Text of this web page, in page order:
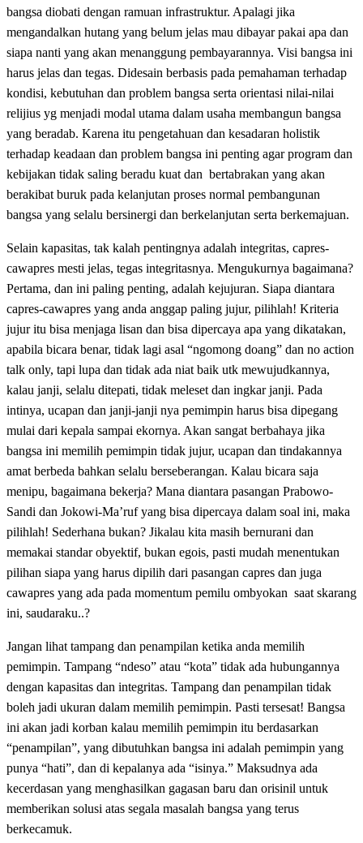
bangsa diobati dengan ramuan infrastruktur. Apalagi jika
mengandalkan hutang yang belum jelas mau dibayar pakai apa dan
siapa nanti yang akan menanggung pembayarannya. Visi bangsa ini
harus jelas dan tegas. Didesain berbasis pada pemahaman terhadap
kondisi, kebutuhan dan problem bangsa serta orientasi nilai-nilai
relijius yg menjadi modal utama dalam usaha membangun bangsa
yang beradab. Karena itu pengetahuan dan kesadaran holistik
terhadap keadaan dan problem bangsa ini penting agar program dan
kebijakan tidak saling beradu kuat dan bertabrakan yang akan
berakibat buruk pada kelanjutan proses normal pembangunan
bangsa yang selalu bersinergi dan berkelanjutan serta berkemajuan.
Selain kapasitas, tak kalah pentingnya adalah integritas, capres-
cawapres mesti jelas, tegas integritasnya. Mengukurnya bagaimana?
Pertama, dan ini paling penting, adalah kejujuran. Siapa diantara
capres-cawapres yang anda anggap paling jujur, pilihlah! Kriteria
jujur itu bisa menjaga lisan dan bisa dipercaya apa yang dikatakan,
apabila bicara benar, tidak lagi asal “ngomong doang” dan no action
talk only, tapi lupa dan tidak ada niat baik utk mewujudkannya,
kalau janji, selalu ditepati, tidak meleset dan ingkar janji. Pada
intinya, ucapan dan janji-janji nya pemimpin harus bisa dipegang
mulai dari kepala sampai ekornya. Akan sangat berbahaya jika
bangsa ini memilih pemimpin tidak jujur, ucapan dan tindakannya
amat berbeda bahkan selalu berseberangan. Kalau bicara saja
menipu, bagaimana bekerja? Mana diantara pasangan Prabowo-
Sandi dan Jokowi-Ma’ruf yang bisa dipercaya dalam soal ini, maka
pilihlah! Sederhana bukan? Jikalau kita masih bernurani dan
memakai standar obyektif, bukan egois, pasti mudah menentukan
pilihan siapa yang harus dipilih dari pasangan capres dan juga
cawapres yang ada pada momentum pemilu ombyokan saat skarang
ini, saudaraku..?
Jangan lihat tampang dan penampilan ketika anda memilih
pemimpin. Tampang “ndeso” atau “kota” tidak ada hubungannya
dengan kapasitas dan integritas. Tampang dan penampilan tidak
boleh jadi ukuran dalam memilih pemimpin. Pasti tersesat! Bangsa
ini akan jadi korban kalau memilih pemimpin itu berdasarkan
“penampilan”, yang dibutuhkan bangsa ini adalah pemimpin yang
punya “hati”, dan di kepalanya ada “isinya.” Maksudnya ada
kecerdasan yang menghasilkan gagasan baru dan orisinil untuk
memberikan solusi atas segala masalah bangsa yang terus
berkecamuk.